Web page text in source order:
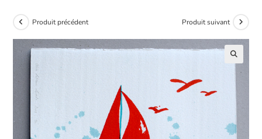
Produit précédent Produit suivant